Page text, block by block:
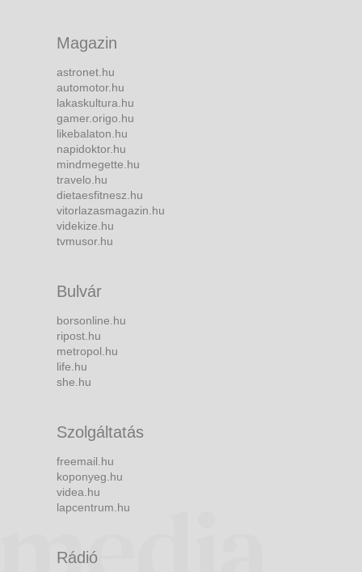
Magazin
astronet.hu
automotor.hu
lakaskultura.hu
gamer.origo.hu
likebalaton.hu
napidoktor.hu
mindmegette.hu
travelo.hu
dietaesfitnesz.hu
vitorlazasmagazin.hu
videkize.hu
tvmusor.hu
Bulvár
borsonline.hu
ripost.hu
metropol.hu
life.hu
she.hu
Szolgáltatás
freemail.hu
koponyeg.hu
videa.hu
lapcentrum.hu
Rádió